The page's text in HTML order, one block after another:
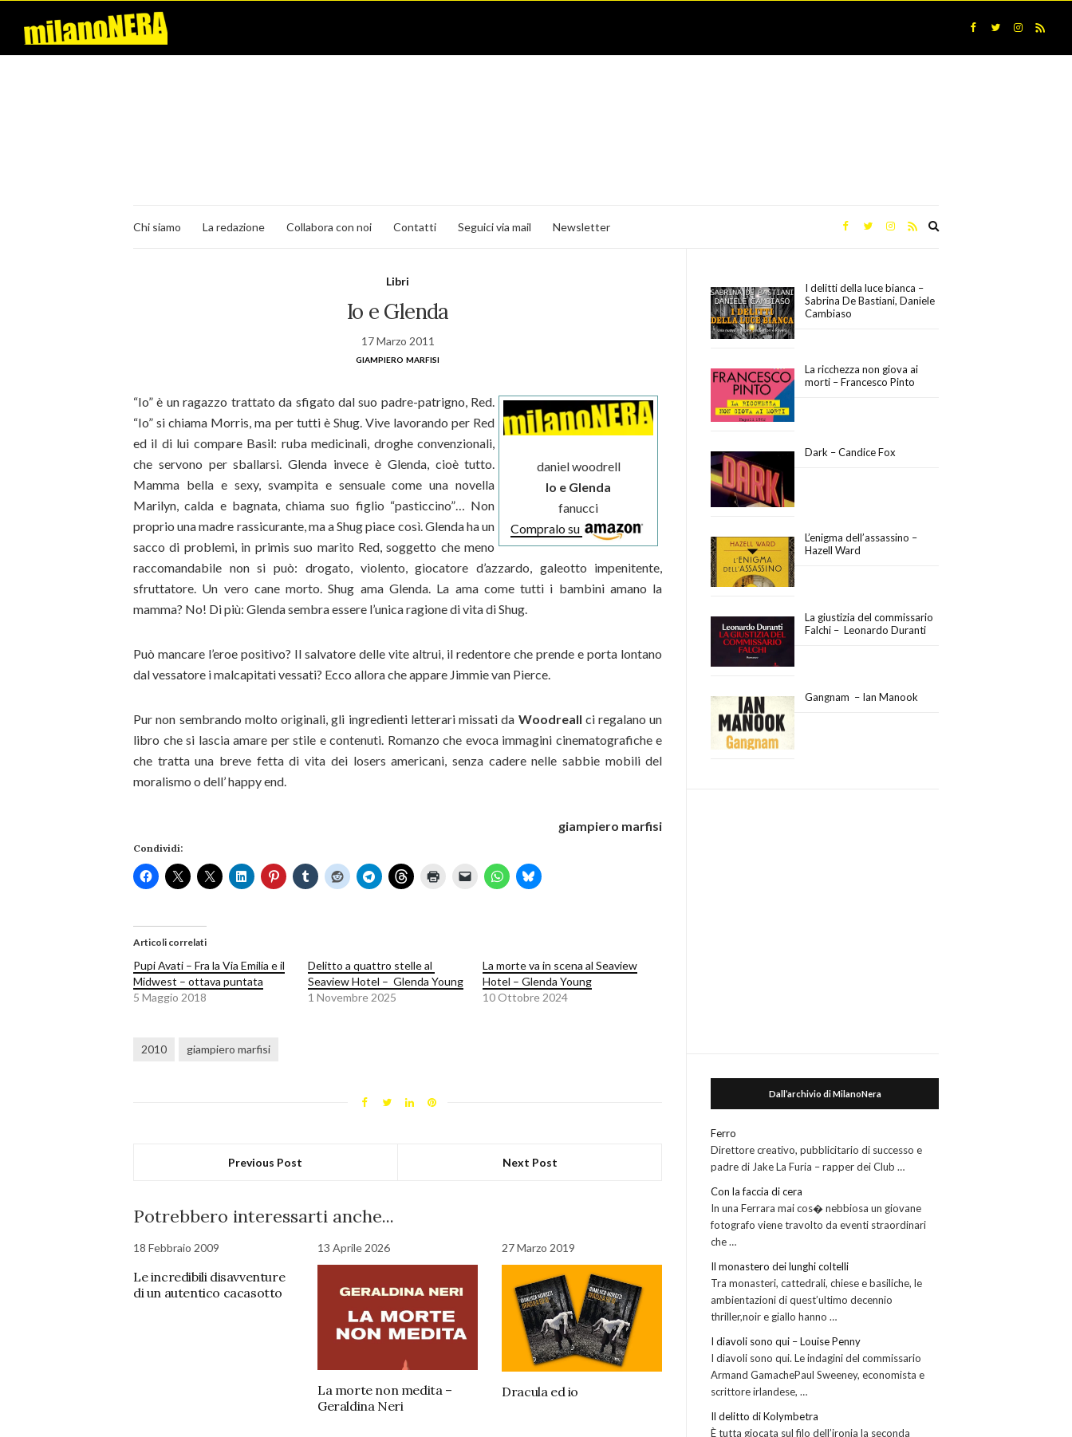
Chi siamo La redazione Collabora con noi Contatti Seguici via mail Newsletter
Libri
Io e Glenda
17 Marzo 2011
giampiero marfisi
daniel woodrell
Io e Glenda
fanucci
Compralo su
“Io” è un ragazzo trattato da sfigato dal suo padre-patrigno, Red.
“Io” si chiama Morris, ma per tutti è Shug. Vive lavorando per Red
ed il di lui compare Basil: ruba medicinali, droghe convenzionali,
che servono per sballarsi. Glenda invece è Glenda, cioè tutto.
Mamma bella e sexy, svampita e sensuale come una novella
Marilyn, calda e bagnata, chiama suo figlio “pasticcino”… Non
proprio una madre rassicurante, ma a Shug piace così. Glenda ha un
sacco di problemi, in primis suo marito Red, soggetto che meno
raccomandabile non si può: drogato, violento, giocatore d’azzardo, galeotto impenitente,
sfruttatore. Un vero cane morto. Shug ama Glenda. La ama come tutti i bambini amano la
mamma? No! Di più: Glenda sembra essere l’unica ragione di vita di Shug.
Può mancare l’eroe positivo? Il salvatore delle vite altrui, il redentore che prende e porta lontano
dal vessatore i malcapitati vessati? Ecco allora che appare Jimmie van Pierce.
Pur non sembrando molto originali, gli ingredienti letterari missati da Woodreall ci regalano un
libro che si lascia amare per stile e contenuti. Romanzo che evoca immagini cinematografiche e
che tratta una breve fetta di vita dei losers americani, senza cadere nelle sabbie mobili del
moralismo o dell’ happy end.
giampiero marfisi
Condividi:
Articoli correlati
Pupi Avati – Fra la Via Emilia e il
Midwest – ottava puntata
5 Maggio 2018
Delitto a quattro stelle al
Seaview Hotel – Glenda Young
1 Novembre 2025
La morte va in scena al Seaview
Hotel – Glenda Young
10 Ottobre 2024
2010 giampiero marfisi
Previous Post Next Post
Potrebbero interessarti anche...
18 Febbraio 2009
Le incredibili disavventure
di un autentico cacasotto
13 Aprile 2026
La morte non medita –
Geraldina Neri
27 Marzo 2019
Dracula ed io
I delitti della luce bianca –
Sabrina De Bastiani, Daniele
Cambiaso
La ricchezza non giova ai
morti – Francesco Pinto
Dark – Candice Fox
L’enigma dell’assassino –
Hazell Ward
La giustizia del commissario
Falchi – Leonardo Duranti
Gangnam – Ian Manook
Dall’archivio di MilanoNera
Ferro
Direttore creativo, pubblicitario di successo e
padre di Jake La Furia – rapper dei Club …
Con la faccia di cera
In una Ferrara mai cos� nebbiosa un giovane
fotografo viene travolto da eventi straordinari
che …
Il monastero dei lunghi coltelli
Tra monasteri, cattedrali, chiese e basiliche, le
ambientazioni di quest’ultimo decennio
thriller,noir e giallo hanno …
I diavoli sono qui – Louise Penny
I diavoli sono qui. Le indagini del commissario
Armand GamachePaul Sweeney, economista e
scrittore irlandese, …
Il delitto di Kolymbetra
È tutta giocata sul filo dell’ironia la seconda